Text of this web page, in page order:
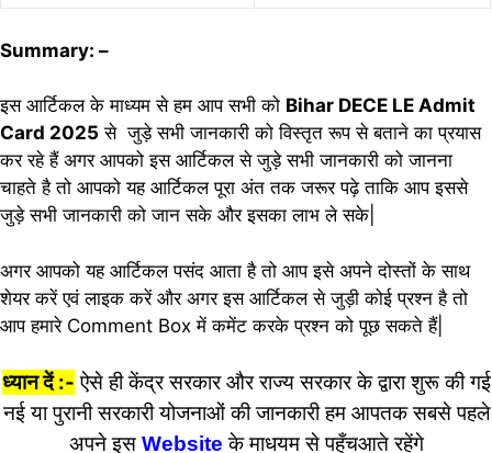
Summary: –
इस आर्टिकल के माध्यम से हम आप सभी को Bihar DECE LE Admit
Card 2025 से जुड़े सभी जानकारी को विस्तृत रूप से बताने का प्रयास
कर रहे हैं अगर आपको इस आर्टिकल से जुड़े सभी जानकारी को जानना
चाहते है तो आपको यह आर्टिकल पूरा अंत तक जरूर पढ़े ताकि आप इससे
जुड़े सभी जानकारी को जान सके और इसका लाभ ले सके|
अगर आपको यह आर्टिकल पसंद आता है तो आप इसे अपने दोस्तों के साथ
शेयर करें एवं लाइक करें और अगर इस आर्टिकल से जुड़ी कोई प्रश्न है तो
आप हमारे Comment Box में कमेंट करके प्रश्न को पूछ सकते हैं|
ध्यान दें :- ऐसे ही केंद्र सरकार और राज्य सरकार के द्वारा शुरू की गई
नई या पुरानी सरकारी योजनाओं की जानकारी हम आपतक सबसे पहले
अपने इसWebsite के माधयम से पहुँचआते रहेंगे